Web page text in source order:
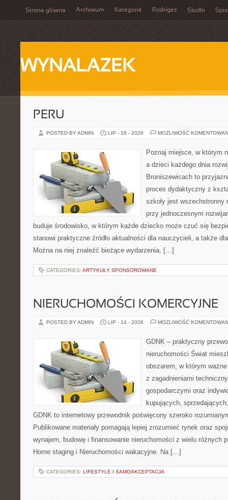
Strona główna Archiwum Kategorie Rodrigez Słodki Spis
WYNALAZEK
PERU
POSTED BY ADMIN LIP - 18 - 2026 MOŻLIWOŚĆ
Poznaj miejsce, w którym
a dzieci każdego dnia
Broniszewicach to
proces dydaktyczny z
szkoły jest wszechstronny
przy jednoczesnym
buduje środowisko, w którym każde dziecko może czuć się
stanowi praktyczne źródło aktualności dla nauczycieli, a także
Można na niej znaleźć bieżące wydarzenia, […]
CATEGORIES: ARTYKUŁY SPONSOROWANE
NIERUCHOMOŚCI KOMERCYJNE
POSTED BY ADMIN LIP - 14 - 2026 MOŻLIWOŚĆ
GDNK – praktyczny
nieruchomości Świat
obszarem, w którym
z zagadnieniami
gospodarczymi oraz
kupujących,
GDNK to internetowy przewodnik poświęcony szeroko
Publikowane materiały pomagają lepiej zrozumieć rynek oraz
wynajem, budowę i finansowanie nieruchomości z wielu różnych
Home staging i Nieruchomości wakacyjne. Na […]
CATEGORIES: LIFESTYLE I SAMOAKCEPTACJA